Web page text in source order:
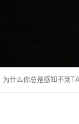
为什么你总是感知不到